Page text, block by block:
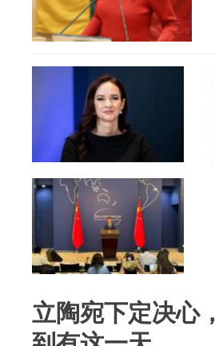
立陶宛下定决心